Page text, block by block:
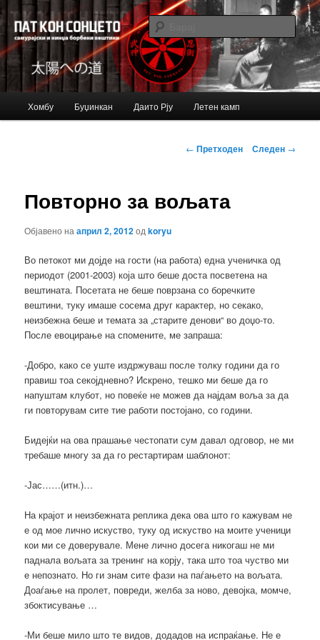
Bujinkan blog
Just another Bujinkan Sites site
Барај
Оди
содржина
Хомбу Буџинкан Даито Рју Летен камп
Навигација
← Претходен Следен →
Повторно за вољата
Објавено нааприл 2, 2012одkoryu
Во петокот ми дојде на гости (на работа) една ученичка од
периодот (2001-2003) која што беше доста посветена на
вештината. Посетата не беше поврзана со боречките
вештини, туку имаше сосема друг карактер, но секако,
неизбежна беше и темата за „старите денови“ во доџо-то.
После евоцирање на спомените, ме запраша:
-Добро, како се уште издржуваш после толку години да го
правиш тоа секојдневно? Искрено, тешко ми беше да го
напуштам клубот, но повеќе не можев да најдам воља за да
ги повторувам сите тие работи постојано, со години.
Бидејќи на ова прашање честопати сум давал одговор, не ми
требаше многу за да го рестартирам шаблонот:
-Јас……(итн.)…
На крајот и неизбежната реплика дека ова што го кажувам не
е од мое лично искуство, туку од искуство на моите ученици
кои ми се доверувале. Мене лично досега никогаш не ми
паднала вољата за тренинг на корју, така што тоа чуство ми
е непознато. Но ги знам сите фази на паѓањето на вољата.
Доаѓање на пролет, повреди, желба за ново, девојка, момче,
збоктисување …
-Ми беше мило што те видов, додадов на испраќање. Не е